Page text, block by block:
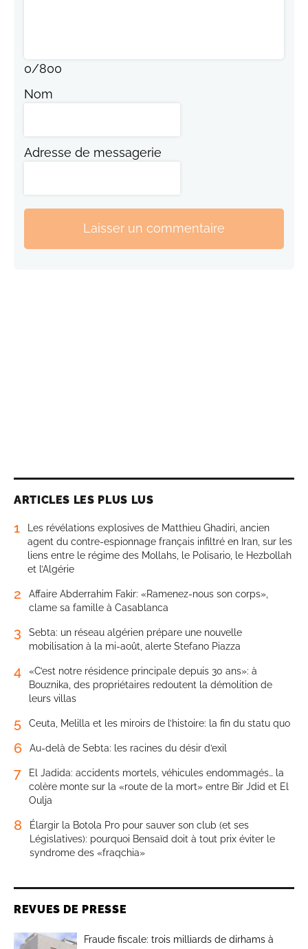
0/800
Nom
Adresse de messagerie
Laisser un commentaire
ARTICLES LES PLUS LUS
1
Les révélations explosives de Matthieu Ghadiri, ancien
agent du contre-espionnage français infiltré en Iran, sur les
liens entre le régime des Mollahs, le Polisario, le Hezbollah
et l’Algérie
2
Affaire Abderrahim Fakir: «Ramenez-nous son corps»,
clame sa famille à Casablanca
3
Sebta: un réseau algérien prépare une nouvelle
mobilisation à la mi-août, alerte Stefano Piazza
4
«C’est notre résidence principale depuis 30 ans»: à
Bouznika, des propriétaires redoutent la démolition de
leurs villas
5 Ceuta, Melilla et les miroirs de l’histoire: la fin du statu quo
6 Au-delà de Sebta: les racines du désir d’exil
7
El Jadida: accidents mortels, véhicules endommagés… la
colère monte sur la «route de la mort» entre Bir Jdid et El
Oulja
8
Élargir la Botola Pro pour sauver son club (et ses
Législatives): pourquoi Bensaïd doit à tout prix éviter le
syndrome des «fraqchia»
REVUES DE PRESSE
Fraude fiscale: trois milliards de dirhams à